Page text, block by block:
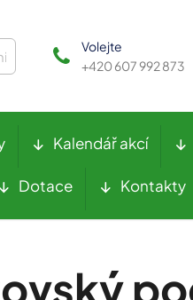
Volejte
+420 607 992 873
Kalendář akcí
Dotace Kontakty